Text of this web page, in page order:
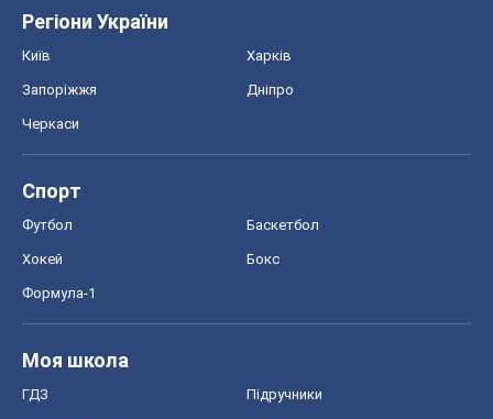
Регіони України
Київ Харків
Запоріжжя Дніпро
Черкаси
Спорт
Футбол Баскетбол
Хокей Бокс
Формула-1
Моя школа
ГДЗ Підручники